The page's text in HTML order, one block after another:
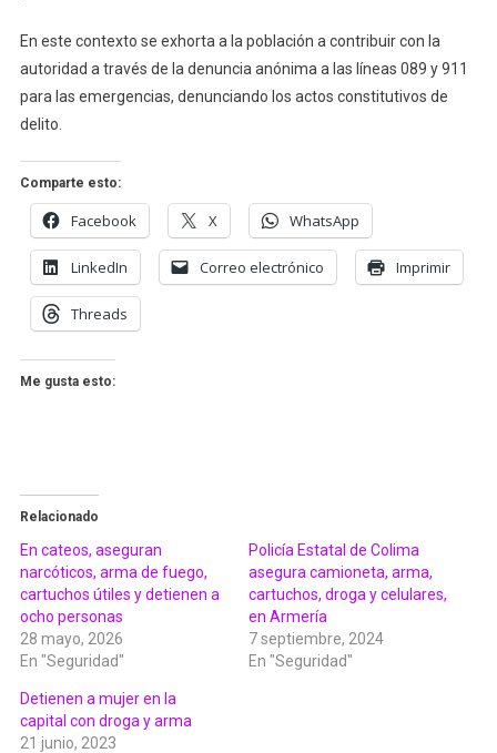
En este contexto se exhorta a la población a contribuir con la
autoridad a través de la denuncia anónima a las líneas 089 y 911
para las emergencias, denunciando los actos constitutivos de
delito.
Comparte esto:
Facebook X WhatsApp
LinkedIn Correo electrónico Imprimir
Threads
Me gusta esto:
Relacionado
En cateos, aseguran
narcóticos, arma de fuego,
cartuchos útiles y detienen a
ocho personas
28 mayo, 2026
En "Seguridad"
Policía Estatal de Colima
asegura camioneta, arma,
cartuchos, droga y celulares,
en Armería
7 septiembre, 2024
En "Seguridad"
Detienen a mujer en la
capital con droga y arma
21 junio, 2023